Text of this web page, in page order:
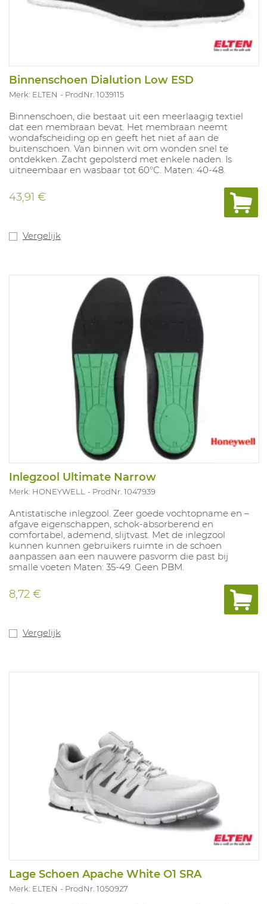
Binnenschoen Dialution Low ESD
Merk: ELTEN ProdNr. 1039115
Binnenschoen, die bestaat uit een meerlaagig textiel
dat een membraan bevat. Het membraan neemt
wondafscheiding op en geeft het niet af aan de
buitenschoen. Van binnen wit om wonden snel te
ontdekken. Zacht gepolsterd met enkele naden. Is
uitneembaar en wasbaar tot 60°C. Maten: 40-48.
43,91 €
Vergelijk
Inlegzool Ultimate Narrow
Merk: HONEYWELL ProdNr. 1047939
Antistatische inlegzool. Zeer goede vochtopname en –
afgave eigenschappen, schok-absorberend en
comfortabel, ademend, slijtvast. Met de inlegzool
kunnen kunnen gebruikers ruimte in de schoen
aanpassen aan een nauwere pasvorm die past bij
smalle voeten Maten: 35-49. Geen PBM.
8,72 €
Vergelijk
Lage Schoen Apache White O1 SRA
Merk: ELTEN ProdNr. 1050927